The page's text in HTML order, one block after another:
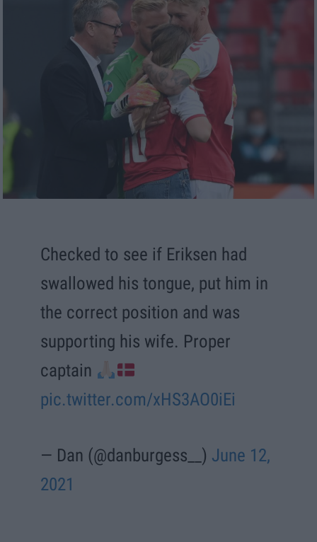
Checked to see if Eriksen had
swallowed his tongue, put him in
the correct position and was
supporting his wife. Proper
captain
pic.twitter.com/xHS3AO0iEi
— Dan (@danburgess__) June 12,
2021